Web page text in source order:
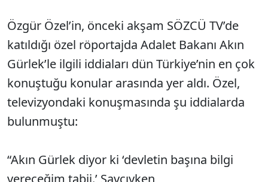
Özgür Özel’in, önceki akşam SÖZCÜ TV’de
katıldığı özel röportajda Adalet Bakanı Akın
Gürlek’le ilgili iddiaları dün Türkiye’nin en çok
konuştuğu konular arasında yer aldı. Özel,
televizyondaki konuşmasında şu iddialarda
bulunmuştu:
“Akın Gürlek diyor ki ‘devletin başına bilgi
vereceğim tabii.’ Savcıyken